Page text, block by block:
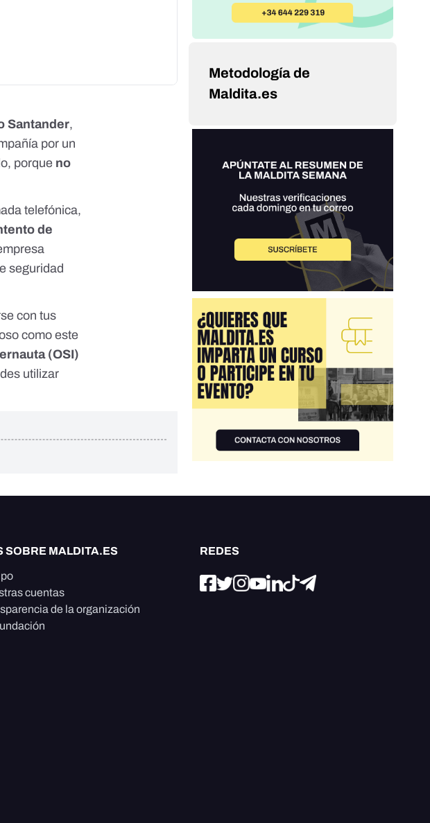
Santander,
por un
porque no
telefónica,
de
seguridad
con tus
como este
(OSI)
utilizar
Metodología de
Maldita.es
SOBRE MALDITA.ES
cuentas
de la organización
REDES